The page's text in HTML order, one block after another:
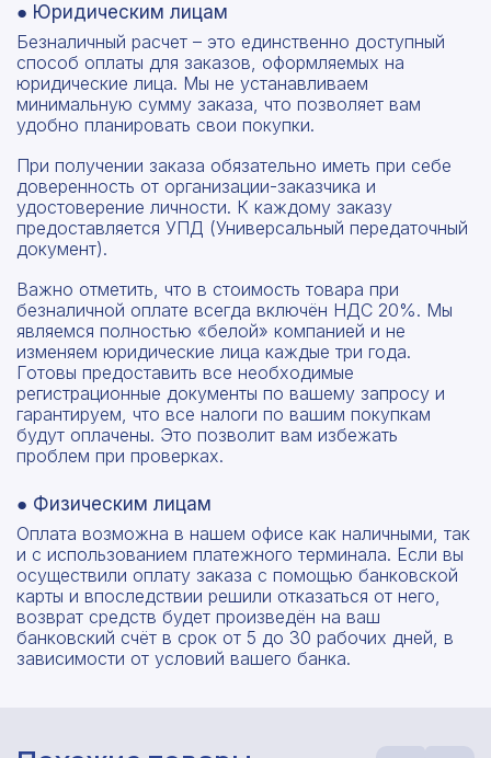
● Юридическим лицам
Безналичный расчет – это единственно доступный
способ оплаты для заказов, оформляемых на
юридические лица. Мы не устанавливаем
минимальную сумму заказа, что позволяет вам
удобно планировать свои покупки.
При получении заказа обязательно иметь при себе
доверенность от организации-заказчика и
удостоверение личности. К каждому заказу
предоставляется УПД (Универсальный передаточный
документ).
Важно отметить, что в стоимость товара при
безналичной оплате всегда включён НДС 20%. Мы
являемся полностью «белой» компанией и не
изменяем юридические лица каждые три года.
Готовы предоставить все необходимые
регистрационные документы по вашему запросу и
гарантируем, что все налоги по вашим покупкам
будут оплачены. Это позволит вам избежать
проблем при проверках.
● Физическим лицам
Оплата возможна в нашем офисе как наличными, так
и с использованием платежного терминала. Если вы
осуществили оплату заказа с помощью банковской
карты и впоследствии решили отказаться от него,
возврат средств будет произведён на ваш
банковский счёт в срок от 5 до 30 рабочих дней, в
зависимости от условий вашего банка.